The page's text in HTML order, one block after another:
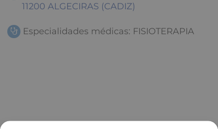
11200 ALGECIRAS (CADIZ)
Especialidades médicas: FISIOTERAPIA